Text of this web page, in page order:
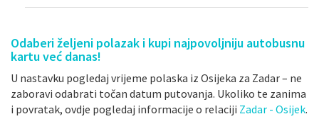
Odaberi željeni polazak i kupi najpovoljniju autobusnu
kartu već danas!
U nastavku pogledaj vrijeme polaska iz Osijeka za Zadar – ne
zaboravi odabrati točan datum putovanja. Ukoliko te zanima
i povratak, ovdje pogledaj informacije o relaciji Zadar - Osijek.